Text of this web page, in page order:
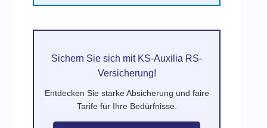
Sichern Sie sich mit KS-Auxilia RS-
Versicherung!
Entdecken Sie starke Absicherung und faire
Tarife für Ihre Bedürfnisse.